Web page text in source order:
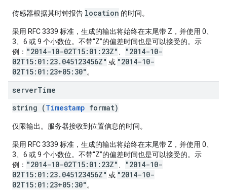
传感器根据其时钟报告 location 的时间。
采用 RFC 3339 标准，生成的输出将始终在末尾带 Z，并使用 0、
3、6 或 9 个小数位。不带“Z”的偏差时间也是可以接受的。示
例： "2014-10-02T15:01:23Z"
"2014-10-
02T15:01:23.045123456Z" 或 "2014-10-
02T15:01:23+05:30" 。
serverTime
string (Timestamp format)
仅限输出。服务器接收到位置信息的时间。
采用 RFC 3339 标准，生成的输出将始终在末尾带 Z，并使用 0、
3、6 或 9 个小数位。不带“Z”的偏差时间也是可以接受的。示
例： "2014-10-02T15:01:23Z"
"2014-10-
02T15:01:23.045123456Z" 或 "2014-10-
02T15:01:23+05:30" 。